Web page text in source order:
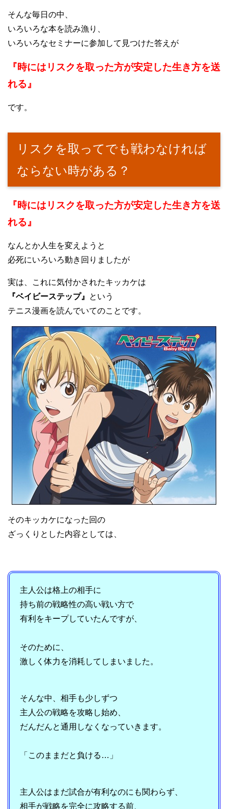
そんな毎日の中、
いろいろな本を読み漁り、
いろいろなセミナーに参加して見つけた答えが
『時にはリスクを取った方が安定した生き方を送
れる』
です。
リスクを取ってでも戦わなければ
ならない時がある？
『時にはリスクを取った方が安定した生き方を送
れる』
なんとか人生を変えようと
必死にいろいろ動き回りましたが
実は、これに気付かされたキッカケは
『ベイビーステップ』
という
テニス漫画を読んでいてのことです。
そのキッカケになった回の
ざっくりとした内容としては、
主人公は格上の相手に
持ち前の戦略性の高い戦い方で
有利をキープしていたんですが、
そのために、
激しく体力を消耗してしまいました。
そんな中、相手も少しずつ
主人公の戦略を攻略し始め、
だんだんと通用しなくなっていきます。
「このままだと負ける…」
主人公はまだ試合が有利なのにも関わらず、
相手が戦略を完全に攻略する前、